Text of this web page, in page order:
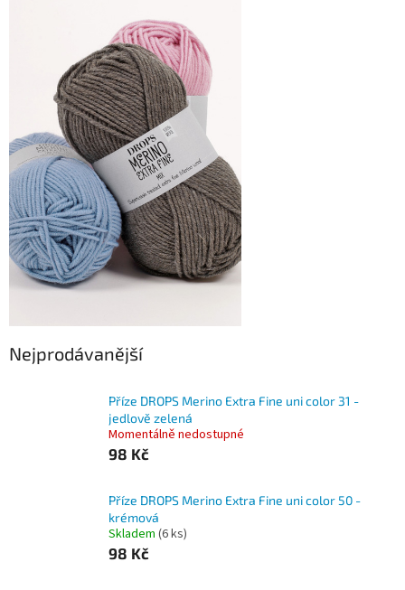
Nejprodávanější
Příze DROPS Merino Extra Fine uni color 31 -
jedlově zelená
Momentálně nedostupné
98 Kč
Příze DROPS Merino Extra Fine uni color 50 -
krémová
Skladem (6 ks)
98 Kč